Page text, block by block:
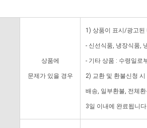
상품에
문제가 있을 경우
1) 상품이 표시/광고된
- 신선식품, 냉장식품,
- 기타 상품 : 수령일로
2) 교환 및 환불신청
배송, 일부환불, 전체
3일 이내에 완료됩니